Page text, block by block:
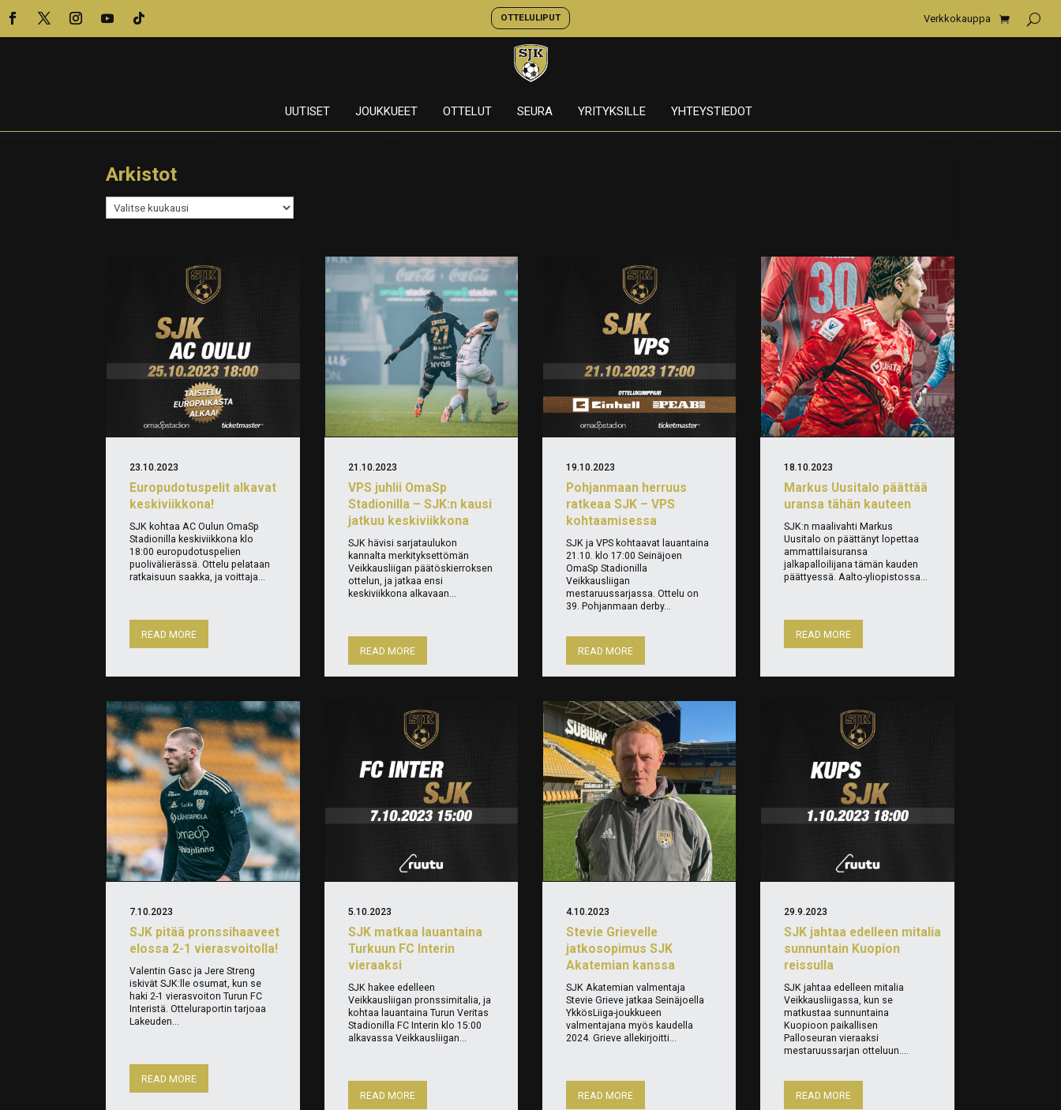
OTTELULIPUT Verkkokauppa
UUTISET JOUKKUEET OTTELUT SEURA YRITYKSILLE YHTEYSTIEDOT
Arkistot
Arkistot
Europudotuspelit alkavat
keskiviikkona!
23.10.2023
SJK kohtaa AC Oulun OmaSp
Stadionilla keskiviikkona klo
18:00 europudotuspelien
puolivälierässä. Ottelu pelataan
ratkaisuun saakka, ja voittaja...
READ MORE
VPS juhlii OmaSp
Stadionilla – SJK:n kausi
jatkuu keskiviikkona
21.10.2023
SJK hävisi sarjataulukon
kannalta merkityksettömän
Veikkausliigan päätöskierroksen
ottelun, ja jatkaa ensi
keskiviikkona alkavaan...
READ MORE
Pohjanmaan herruus
ratkeaa SJK – VPS
kohtaamisessa
19.10.2023
SJK ja VPS kohtaavat lauantaina
21.10. klo 17:00 Seinäjoen
OmaSp Stadionilla
Veikkausliigan
mestaruussarjassa. Ottelu on
39. Pohjanmaan derby...
READ MORE
Markus Uusitalo päättää
uransa tähän kauteen
18.10.2023
SJK:n maalivahti Markus
Uusitalo on päättänyt lopettaa
ammattilaisuransa
jalkapalloilijana tämän kauden
päättyessä. Aalto-yliopistossa...
READ MORE
SJK pitää pronssihaaveet
elossa 2-1 vierasvoitolla!
7.10.2023
Valentin Gasc ja Jere Streng
iskivät SJK:lle osumat, kun se
haki 2-1 vierasvoiton Turun FC
Interistä. Otteluraportin tarjoaa
Lakeuden...
READ MORE
SJK matkaa lauantaina
Turkuun FC Interin
vieraaksi
5.10.2023
SJK hakee edelleen
Veikkausliigan pronssimitalia, ja
kohtaa lauantaina Turun Veritas
Stadionilla FC Interin klo 15:00
alkavassa Veikkausliigan...
READ MORE
Stevie Grievelle
jatkosopimus SJK
Akatemian kanssa
4.10.2023
SJK Akatemian valmentaja
Stevie Grieve jatkaa Seinäjoella
YkkösLiiga-joukkueen
valmentajana myös kaudella
2024. Grieve allekirjoitti...
READ MORE
SJK jahtaa edelleen mitalia
sunnuntain Kuopion
reissulla
29.9.2023
SJK jahtaa edelleen mitalia
Veikkausliigassa, kun se
matkustaa sunnuntaina
Kuopioon paikallisen
Palloseuran vieraaksi
mestaruussarjan otteluun....
READ MORE